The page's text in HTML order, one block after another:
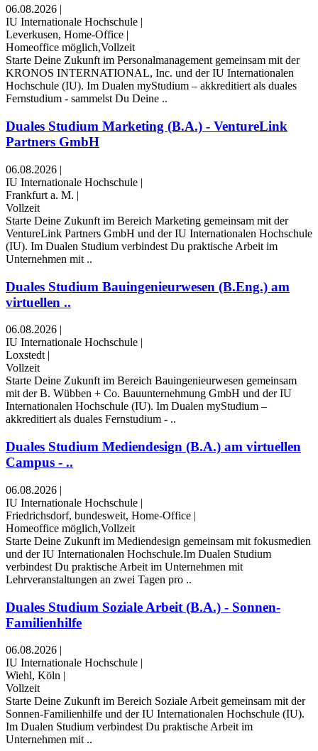
06.08.2026
IU Internationale Hochschule
Leverkusen, Home-Office
Homeoffice möglich,Vollzeit
Starte Deine Zukunft im Personalmanagement gemeinsam mit der
KRONOS INTERNATIONAL, Inc. und der IU Internationalen
Hochschule (IU). Im Dualen myStudium – akkreditiert als duales
Fernstudium - sammelst Du Deine ..
Duales Studium Marketing (B.A.) - VentureLink
Partners GmbH
06.08.2026 |
IU Internationale Hochschule |
Frankfurt a. M. |
Vollzeit
Starte Deine Zukunft im Bereich Marketing gemeinsam mit der
VentureLink Partners GmbH und der IU Internationalen Hochschule
(IU). Im Dualen Studium verbindest Du praktische Arbeit im
Unternehmen mit ..
Duales Studium Bauingenieurwesen (B.Eng.) am
virtuellen ..
06.08.2026 |
IU Internationale Hochschule |
Loxstedt |
Vollzeit
Starte Deine Zukunft im Bereich Bauingenieurwesen gemeinsam
mit der B. Wübben + Co. Bauunternehmung GmbH und der IU
Internationalen Hochschule (IU). Im Dualen myStudium –
akkreditiert als duales Fernstudium - ..
Duales Studium Mediendesign (B.A.) am virtuellen
Campus - ..
06.08.2026 |
IU Internationale Hochschule |
Friedrichsdorf, bundesweit, Home-Office |
Homeoffice möglich,Vollzeit
Starte Deine Zukunft im Mediendesign gemeinsam mit fokusmedien
und der IU Internationalen Hochschule.Im Dualen Studium
verbindest Du praktische Arbeit im Unternehmen mit
Lehrveranstaltungen an zwei Tagen pro ..
Duales Studium Soziale Arbeit (B.A.) - Sonnen-
Familienhilfe
06.08.2026 |
IU Internationale Hochschule |
Wiehl, Köln |
Vollzeit
Starte Deine Zukunft im Bereich Soziale Arbeit gemeinsam mit der
Sonnen-Familienhilfe und der IU Internationalen Hochschule (IU).
Im Dualen Studium verbindest Du praktische Arbeit im
Unternehmen mit ..